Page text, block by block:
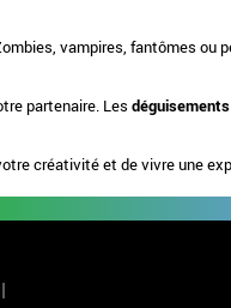
vampires, fantômes ou
partenaire. Les
créativité et de vivre une